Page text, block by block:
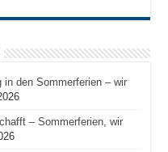
in den Sommerferien – wir
– Sommerferien, wir